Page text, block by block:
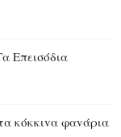
Επεισόδια
κόκκιvα φαvάρια